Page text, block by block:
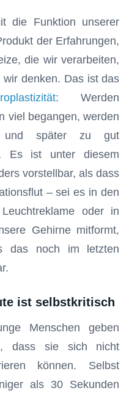
die Funktion unserer
der Erfahrungen,
die wir verarbeiten,
denken. Das ist das
: Werden
viel begangen, werden
und später zu gut
Es ist unter diesem
vorstellbar, als dass
– sei es in den
oder in
Gehirne mitformt,
das noch im letzten
ist selbstkritisch
Menschen geben
dass sie sich nicht
können. Selbst
als 30 Sekunden